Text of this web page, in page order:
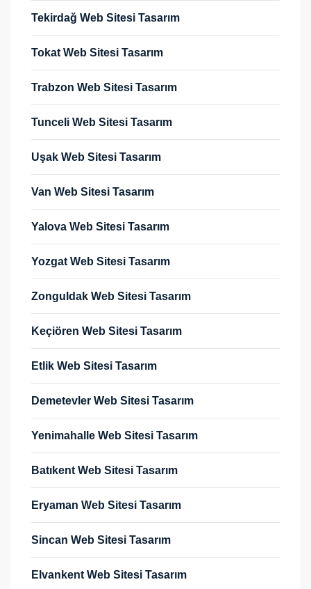
Tekirdağ Web Sitesi Tasarım
Tokat Web Sitesi Tasarım
Trabzon Web Sitesi Tasarım
Tunceli Web Sitesi Tasarım
Uşak Web Sitesi Tasarım
Van Web Sitesi Tasarım
Yalova Web Sitesi Tasarım
Yozgat Web Sitesi Tasarım
Zonguldak Web Sitesi Tasarım
Keçiören Web Sitesi Tasarım
Etlik Web Sitesi Tasarım
Demetevler Web Sitesi Tasarım
Yenimahalle Web Sitesi Tasarım
Batıkent Web Sitesi Tasarım
Eryaman Web Sitesi Tasarım
Sincan Web Sitesi Tasarım
Elvankent Web Sitesi Tasarım